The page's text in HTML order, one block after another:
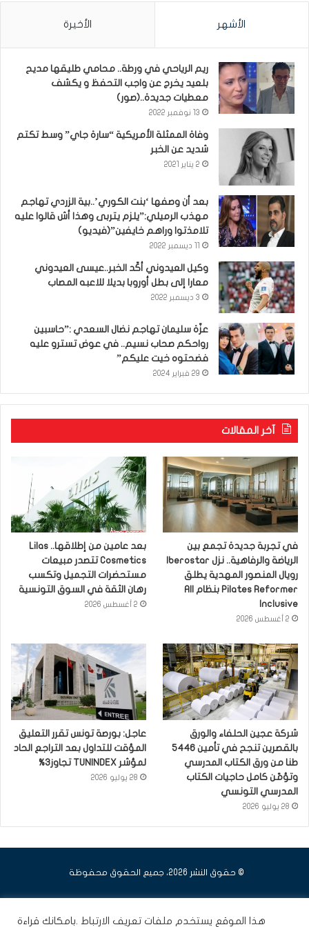
الأشهر الأخيرة
ريم الرياحي في ورطة.. محامي طليقها مديح
بلعيد يخرج عن واجب التحفظ و يكشف
معطيات جديدة..(صور)
13 نوفمبر 2022
وفاة الممثلة الأمريكية “سارة جاي” وسط تكتم
شديد عن الخبر
2 يناير 2021
بعد أن وصفها ‘بنت الكوري’..بية الزردي تهاجم
مهذب الرميلي:”يلزم يتربى وهذا أش قالوا عليه
تلامذتوا وراهم خايفين”(فيديو)
وكيل العيدوني أكّد الخبر..عيسى العيدوني
معارا إلى بطل أوروبا بديلا للاعبه المصاب
3 ديسمبر 2022
عزّة سليمان تهاجم نضال السعدي :”حاسبين
رواحكم صحاب نسيم.. في عوض تسترو عليه
فضحتوه خيت عليكم”
29 فبراير 2024
آخر المقالات
في تجربة جديدة تجمع بين
رويال المنصور المهدية يطلق
Pilates Reformer بنظام All
Inclusive
2 أغسطس 2026
بعد عامين من إطلاقها.. Lilas
Cosmetics تتصدر مبيعات
مستحضرات التجميل وتكسب
رهان الثقة في السوق التونسية
2 أغسطس 2026
شركة عجين الحلفاء والورق
بالقصرين تنجح في تأمين 5446
طنا من ورق الكتاب المدرسي
وتؤمّن كامل حاجيات الكتاب
المدرسي التونسي
28 يوليو 2026
عاجل: بورصة تونس تقرر التعليق
المؤقت للتداول بعد التراجع الحاد
لمؤشر TUNINDEX تجاوز3%
28 يوليو 2026
© حقوق النشر 2026، جميع الحقوق محفوظة
هذا الموقع يستخدم ملفات تعريف الارتباط .بامكانك قراءة